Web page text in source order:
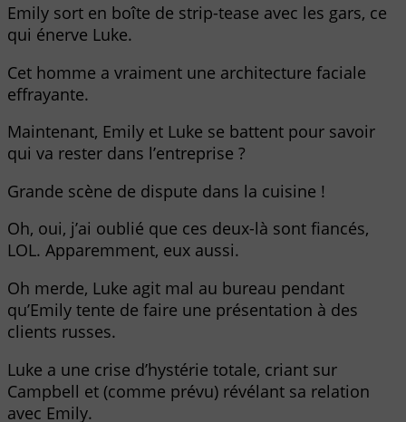
Emily sort en boîte de strip-tease avec les gars, ce
qui énerve Luke.
Cet homme a vraiment une architecture faciale
effrayante.
Maintenant, Emily et Luke se battent pour savoir
qui va rester dans l’entreprise ?
Grande scène de dispute dans la cuisine !
Oh, oui, j’ai oublié que ces deux-là sont fiancés,
LOL. Apparemment, eux aussi.
Oh merde, Luke agit mal au bureau pendant
qu’Emily tente de faire une présentation à des
clients russes.
Luke a une crise d’hystérie totale, criant sur
Campbell et (comme prévu) révélant sa relation
avec Emily.